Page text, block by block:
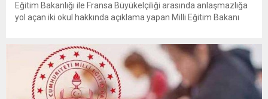
Eğitim Bakanlığı ile Fransa Büyükelçiliği arasında anlaşmazlığa
yol açan iki okul hakkında açıklama yapan Milli Eğitim Bakanı
eğitim veren iki Fransız okulunun müfredatı konusunda
yaşanan anlaşmazlık krize...